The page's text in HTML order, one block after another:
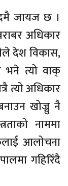
जायज छ ।
अधिकार
देश विकास,
भने त्यो वाक्
त्यो अधिकार
खोज्नु नै
नाममा
आलोचना
गहिरिँदै